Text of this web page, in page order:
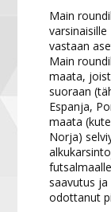
Main
vastaan
Main
maata,
suoraan
Espanja,
maata
Norja)
saavutus
odottanut